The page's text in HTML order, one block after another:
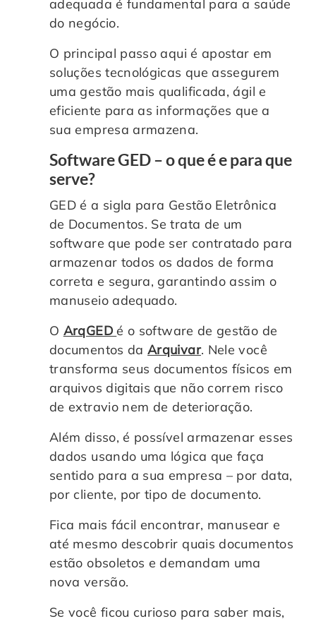
adequada é fundamental para a saúde
do negócio.
O principal passo aqui é apostar em
soluções tecnológicas que assegurem
uma gestão mais qualificada, ágil e
eficiente para as informações que a
sua empresa armazena.
Software GED – o que é e para que
serve?
GED é a sigla para Gestão Eletrônica
de Documentos. Se trata de um
software que pode ser contratado para
armazenar todos os dados de forma
correta e segura, garantindo assim o
manuseio adequado.
O ArqGEDé o software de gestão de
documentos daArquivar. Nele você
transforma seus documentos físicos em
arquivos digitais que não correm risco
de extravio nem de deterioração.
Além disso, é possível armazenar esses
dados usando uma lógica que faça
sentido para a sua empresa – por data,
por cliente, por tipo de documento.
Fica mais fácil encontrar, manusear e
até mesmo descobrir quais documentos
estão obsoletos e demandam uma
nova versão.
Se você ficou curioso para saber mais,